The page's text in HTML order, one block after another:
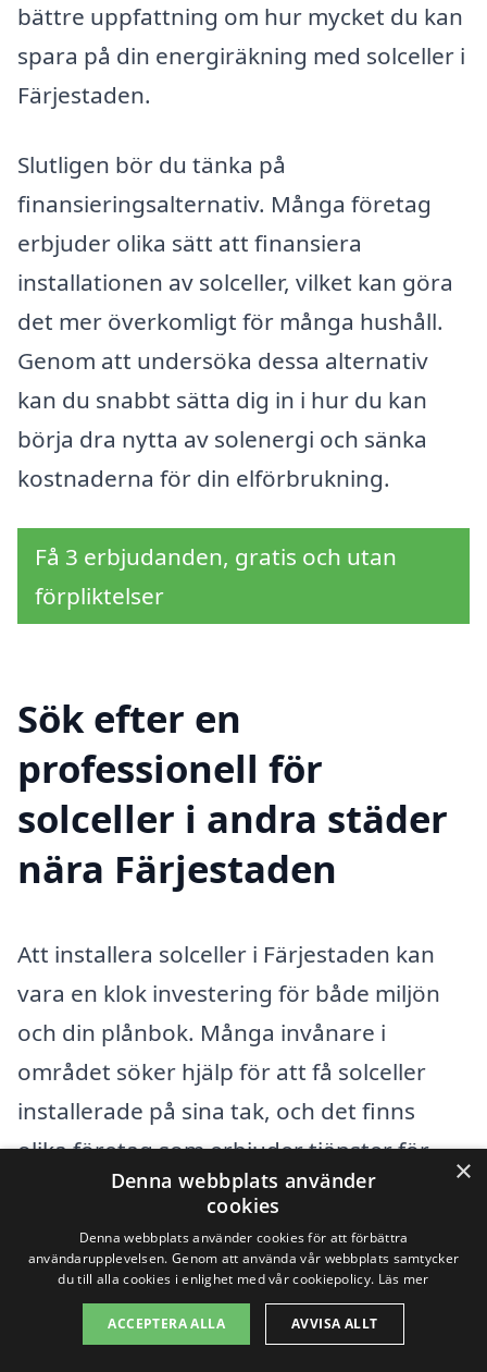
bättre uppfattning om hur mycket du kan
spara på din energiräkning med solceller i
Färjestaden.
Slutligen bör du tänka på
finansieringsalternativ. Många företag
erbjuder olika sätt att finansiera
installationen av solceller, vilket kan göra
det mer överkomligt för många hushåll.
Genom att undersöka dessa alternativ
kan du snabbt sätta dig in i hur du kan
börja dra nytta av solenergi och sänka
kostnaderna för din elförbrukning.
Få 3 erbjudanden, gratis och utan
förpliktelser
Sök efter en
professionell för
solceller i andra städer
nära Färjestaden
Att installera solceller i Färjestaden kan
vara en klok investering för både miljön
och din plånbok. Många invånare i
området söker hjälp för att få solceller
installerade på sina tak, och det finns
olika företag som erbjuder tjänster för
detta. Om du letar efter en professionell
att installera solceller i Färjestaden, kan
det också vara värt att överväga företag i
närliggande städer.
×
Denna webbplats använder
cookies
Denna webbplats använder cookies för att förbättra
användarupplevelsen. Genom att använda vår webbplats samtycker
du till alla cookies i enlighet med vår cookiepolicy. Läs mer
ACCEPTERA ALLA AVVISA ALLT